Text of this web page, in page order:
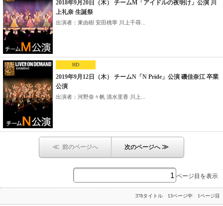
2018年9月20日（木） チームM「アイドルの夜明け」公演 川
上礼奈 生誕祭
出演者：東由樹 安田桃寧 川上千尋...
HD
2019年9月12日（木） チームN「N Pride」公演 磯佳奈江 卒業
公演
出演者：河野奈々帆 清水里香 川上...
≪ 前のページへ 次のページへ≫
ページ目を表示
378タイトル 13ページ中 1ページ目